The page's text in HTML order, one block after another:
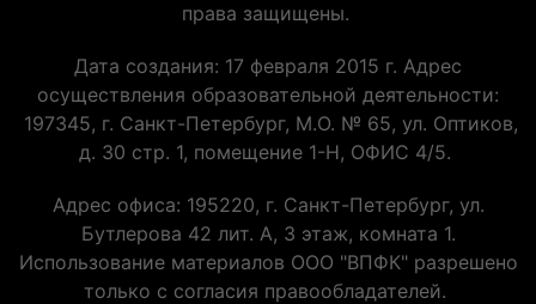
права защищены.
Дата создания: 17 февраля 2015 г. Адрес
осуществления образовательной деятельности:
197345, г. Санкт-Петербург, М.О. № 65, ул. Оптиков,
д. 30 стр. 1, помещение 1-Н, ОФИС 4/5.
Адрес офиса: 195220, г. Санкт-Петербург, ул.
Бутлерова 42 лит. А, 3 этаж, комната 1.
Использование материалов ООО "ВПФК" разрешено
только с согласия правообладателей.